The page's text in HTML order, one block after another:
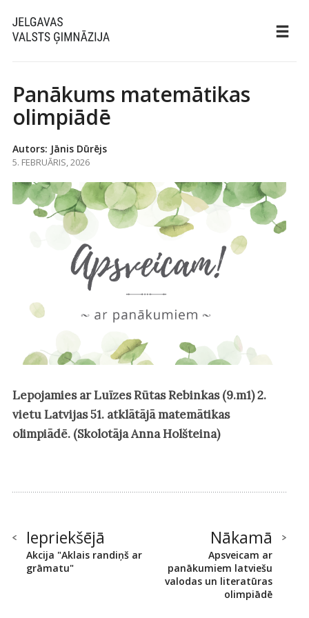
Panākums matemātikas
olimpiādē
Autors: Jānis Dūrējs
5. FEBRUĀRIS, 2026
Lepojamies ar Luīzes Rūtas Rebinkas (9.m1) 2.
vietu Latvijas 51. atklātājā matemātikas
olimpiādē. (Skolotāja Anna Holšteina)
Iepriekšējā
Akcija "Aklais randiņš ar
grāmatu"
Nākamā
Apsveicam ar
panākumiem latviešu
valodas un literatūras
olimpiādē